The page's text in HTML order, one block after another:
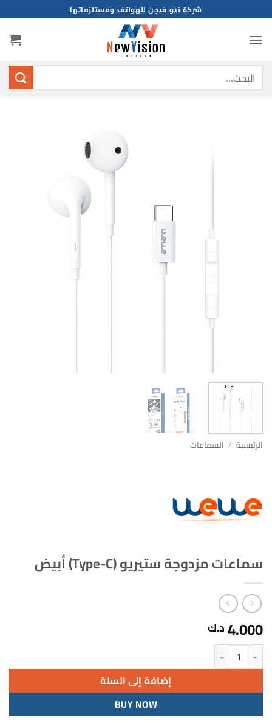
للمحتوى
شركة نيو فيجن للهواتف ومستلزماتها
البحث
عن:
الرئيسية / السماعات
سماعات مزدوجة ستيريو (Type-C) أبيض
4.000د.ك
كمية سماعات مزدوجة ستيريو (Type-C) أبيض
إضافة إلى السلة
BUY NOW